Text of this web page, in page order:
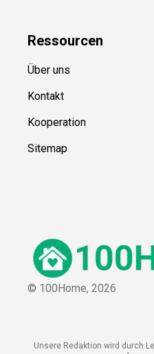
Ressourcen
Über uns
Kontakt
Kooperation
Sitemap
© 100Home, 2026
Unsere Redaktion wird durch